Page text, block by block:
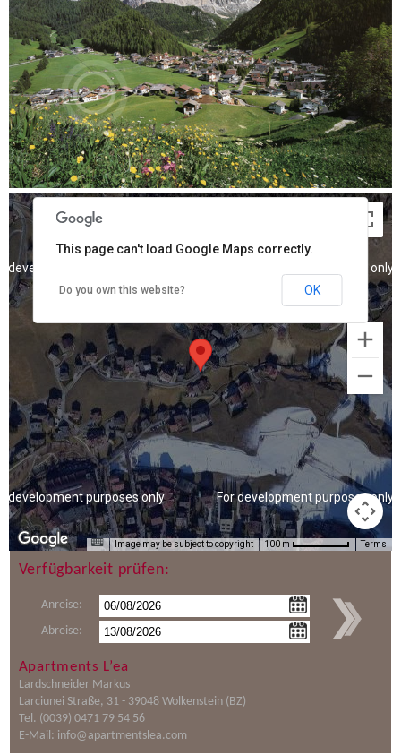
Verfügbarkeit prüfen:
Anreise:
Abreise:
Apartments L’ea
Lardschneider Markus
Larciunei Straße, 31 - 39048 Wolkenstein (BZ)
Tel. (0039) 0471 79 54 56
E-Mail: info@apartmentslea.com